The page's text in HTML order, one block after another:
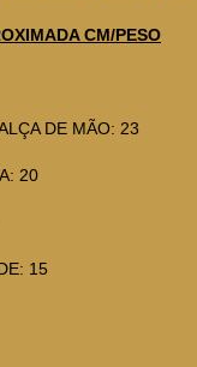
CM/PESO
DE MÃO: 23
20
15